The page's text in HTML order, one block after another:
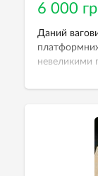
6 000
Даний
невеликими
термінал А6